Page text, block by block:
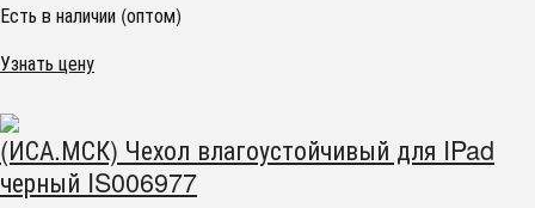
Есть в наличии (оптом)
Узнать цену
(ИСА.МСК) Чехол влагоустойчивый для IPad
черный IS006977